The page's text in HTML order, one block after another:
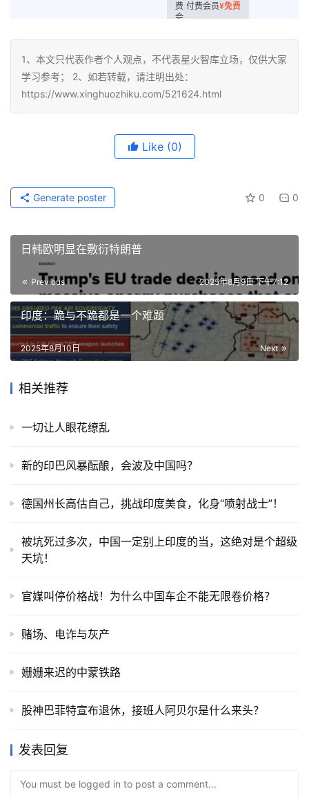
付费会员¥免费
1、本文只代表作者个人观点，不代表星火智库立场，仅供大家
学习参考； 2、如若转载，请注明出处：
https://www.xinghuozhiku.com/521624.html
Like (0)
0 0
Generate poster
日韩欧明显在敷衍特朗普
Previous 2025年8月9日 下午7:12
印度：跪与不跪都是一个难题
Next
2025年8月10日
相关推荐
一切让人眼花缭乱
新的印巴风暴酝酿，会波及中国吗？
德国州长高估自己，挑战印度美食，化身“喷射战士”！
被坑死过多次，中国一定别上印度的当，这绝对是个超级
天坑！
官媒叫停价格战！为什么中国车企不能无限卷价格？
赌场、电诈与灰产
姗姗来迟的中蒙铁路
股神巴菲特宣布退休，接班人阿贝尔是什么来头？
发表回复
You must be logged in to post a comment...